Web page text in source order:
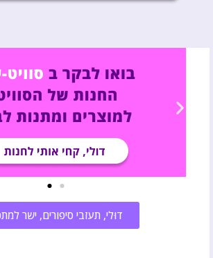
דוּלי, תעזבי סיפורים, ישר